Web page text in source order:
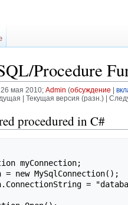
Procedure
мая 2010; Admin (обсуждение
| Текущая версия (разн.) |
procedured in C#
myConnection;
= new MySqlConnection();
=